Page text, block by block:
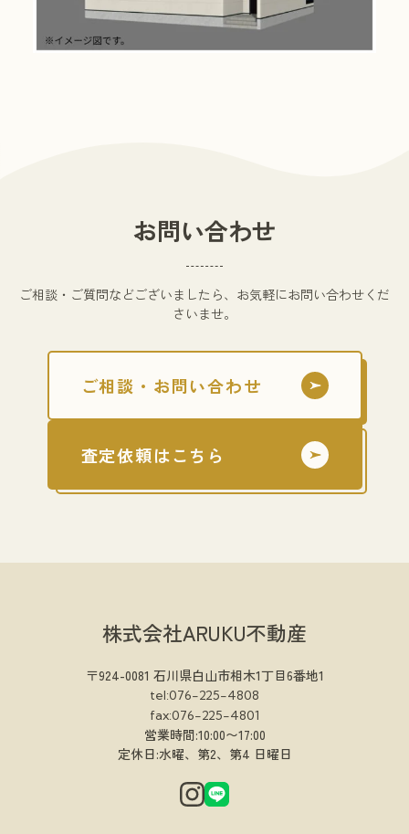
お問い合わせ
ご相談・ご質問などございましたら、お気軽にお問い合わせくだ
さいませ。
ご相談・お問い合わせ
査定依頼はこちら
株式会社ARUKU不動産
〒924-0081 石川県白山市相木1丁目6番地1
tel:076-225-4808
fax:076-225-4801
営業時間:10:00〜17:00
定休日:水曜、第2、第4 日曜日